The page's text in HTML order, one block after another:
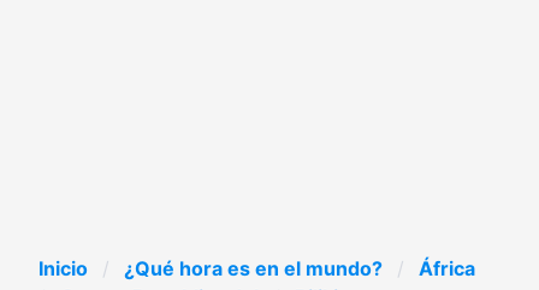
Inicio ¿Qué hora es en el mundo?
África